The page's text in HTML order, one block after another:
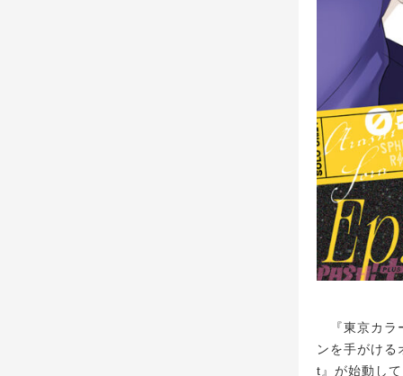
『東京カラ
ンを手がけ
t』が始動し